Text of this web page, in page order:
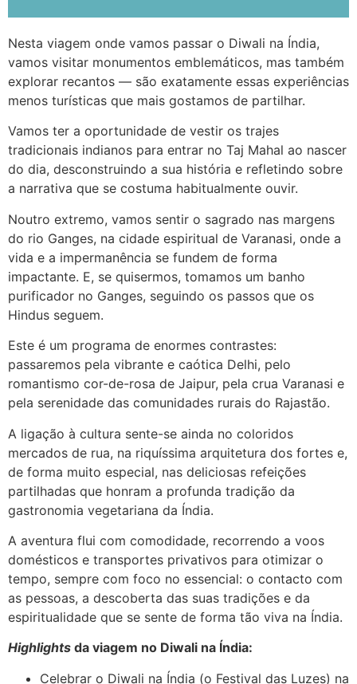
Nesta viagem onde vamos passar o Diwali na Índia,
vamos visitar monumentos emblemáticos, mas também
explorar recantos — são exatamente essas experiências
menos turísticas que mais gostamos de partilhar.
Vamos ter a oportunidade de vestir os trajes
tradicionais indianos para entrar no Taj Mahal ao nascer
do dia, desconstruindo a sua história e refletindo sobre
a narrativa que se costuma habitualmente ouvir.
Noutro extremo, vamos sentir o sagrado nas margens
do rio Ganges, na cidade espiritual de Varanasi, onde a
vida e a impermanência se fundem de forma
impactante. E, se quisermos, tomamos um banho
purificador no Ganges, seguindo os passos que os
Hindus seguem.
Este é um programa de enormes contrastes:
passaremos pela vibrante e caótica Delhi, pelo
romantismo cor-de-rosa de Jaipur, pela crua Varanasi e
pela serenidade das comunidades rurais do Rajastão.
A ligação à cultura sente-se ainda no coloridos
mercados de rua, na riquíssima arquitetura dos fortes e,
de forma muito especial, nas deliciosas refeições
partilhadas que honram a profunda tradição da
gastronomia vegetariana da Índia.
A aventura flui com comodidade, recorrendo a voos
domésticos e transportes privativos para otimizar o
tempo, sempre com foco no essencial: o contacto com
as pessoas, a descoberta das suas tradições e da
espiritualidade que se sente de forma tão viva na Índia.
Highlights da viagem no Diwali na Índia:
Celebrar o Diwali na Índia (o Festival das Luzes) na